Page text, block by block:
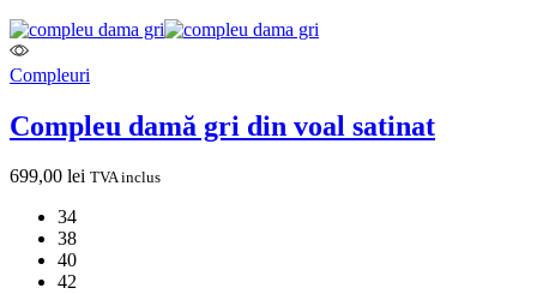
Compleuri
Compleu damă gri din voal satinat
699,00 lei TVA inclus
34
38
40
42